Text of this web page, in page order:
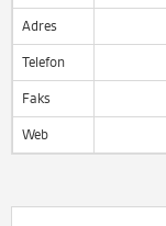
Adres
Telefon
Faks
Web